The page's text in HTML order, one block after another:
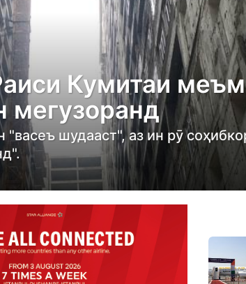
Кумитаи
мегузоранд
шудааст", аз ин рӯ